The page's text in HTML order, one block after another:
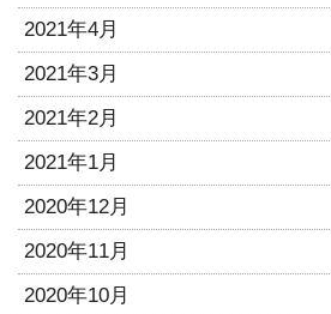
2021年4月
2021年3月
2021年2月
2021年1月
2020年12月
2020年11月
2020年10月